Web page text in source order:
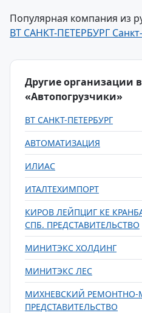
Популярная компания из
BT САНКТ-ПЕТЕРБУРГ
Другие организации
«Автопогрузчики»
BT САНКТ-ПЕТЕРБУРГ
АВТОМАТИЗАЦИЯ
ИЛИАС
ИТАЛТЕХИМПОРТ
КИРОВ ЛЕЙПЦИГ КЕ
СПБ. ПРЕДСТАВИТЕЛЬСТВО
МИНИТЭКС ХОЛДИНГ
МИНИТЭКС ЛЕС
МИХНЕВСКИЙ РЕМОНТНО-
ПРЕДСТАВИТЕЛЬСТВО